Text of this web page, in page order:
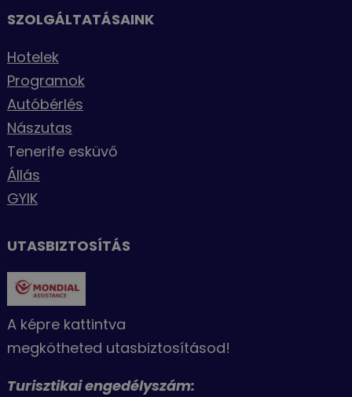
SZOLGÁLTATÁSAINK
Hotelek
Programok
Autóbérlés
Nászutas
Tenerife esküvő
Állás
GYIK
UTASBIZTOSÍTÁS
A képre kattintva
megkötheted utasbiztosításod!
Turisztikai engedélyszám: